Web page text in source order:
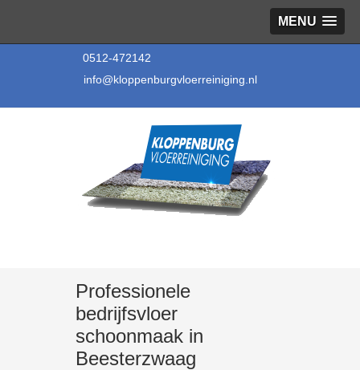
MENU
0512-472142
info@kloppenburgvloerreiniging.nl
Professionele
bedrijfsvloer
schoonmaak in
Beesterzwaag